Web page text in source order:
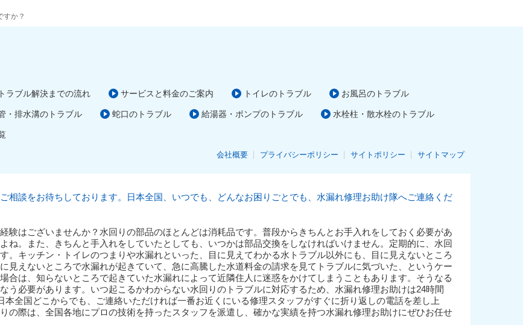
すか？
トラブル解決までの流れ サービスと料金のご案内 トイレのトラブル お風呂のトラブル
・排水溝のトラブル 蛇口のトラブル 給湯器・ポンプのトラブル 水栓柱・散水栓のトラブル
会社概要 プライバシーポリシー サイトポリシー サイトマップ
相談をお待ちしております。日本全国、いつでも、どんなお困りごとでも、水漏れ修理お助け隊へご連絡くだ
はございませんか？水回りの部品のほとんどは消耗品です。普段からきちんとお手入れをしておく必要があ
ね。また、きちんと手入れをしていたとしても、いつかは部品交換をしなければいけません。定期的に、水回
。キッチン・トイレのつまりや水漏れといった、目に見えてわかる水トラブル以外にも、目に見えないところ
見えないところで水漏れが起きていて、急に高騰した水道料金の請求を見てトラブルに気づいた、というケー
合は、知らないところで起きていた水漏れによって近隣住人に迷惑をかけてしまうこともあります。そうなる
う必要があります。いつ起こるかわからない水回りのトラブルに対応するため、水漏れ修理お助けは24時間
全国どこからでも、ご連絡いただければ一番お近くにいる修理スタッフがすぐに折り返しの電話を差し上
の際は、全国各地にプロの技術を持ったスタッフを派遣し、確かな実績を持つ水漏れ修理お助けにぜひお任せ